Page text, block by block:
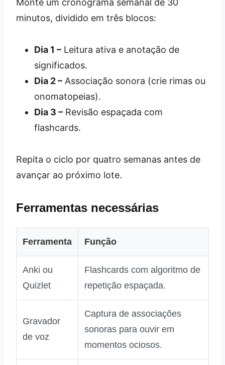
Monte um cronograma semanal de 30
minutos, dividido em três blocos:
Dia 1 – Leitura ativa e anotação de
significados.
Dia 2 – Associação sonora (crie rimas ou
onomatopeias).
Dia 3 – Revisão espaçada com
flashcards.
Repita o ciclo por quatro semanas antes de
avançar ao próximo lote.
Ferramentas necessárias
Ferramenta Função
Anki ou
Quizlet
Flashcards com algoritmo de
repetição espaçada.
Gravador
de voz
Captura de associações
sonoras para ouvir em
momentos ociosos.